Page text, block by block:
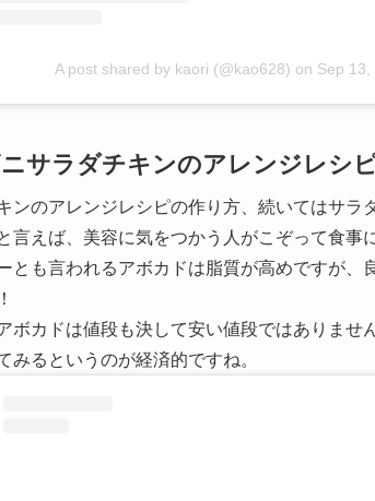
A post shared by kaori (@kao628) on Sep
サラダチキンのアレンジレシ
ンのアレンジレシピの作り方、続いてはサラ
言えば、美容に気をつかう人がこぞって食事
とも言われるアボカドは脂質が高めですが
ボカドは値段も決して安い値段ではありま
みるというのが経済的ですね。